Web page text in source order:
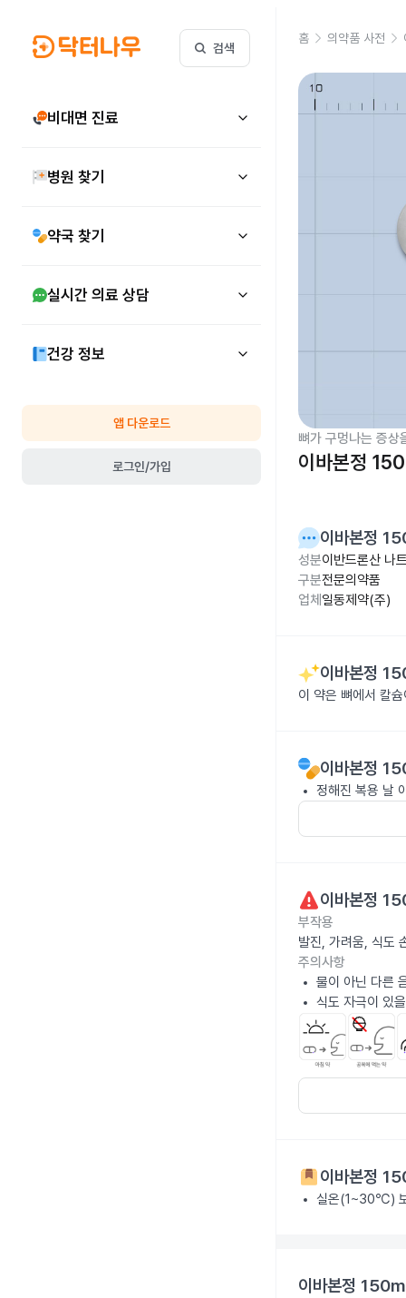
검색
비대면 진료
병원 찾기
약국 찾기
실시간 의료 상담
건강 정보
앱 다운로드
로그인/가입
홈 의약품 사전
뼈가 구멍나는 증상
이바본정
이바본정
성분이반드론산 나
구분전문의약품
업체 일동제약(주)
이바본정
이 약은 뼈에서 칼
이바본정
정해진 복용 날
이바본정
부작용
발진, 가려움, 식도
주의사항
물이 아닌 다른
식도 자극이 있
이바본정
실온(1~30℃)
이바본정